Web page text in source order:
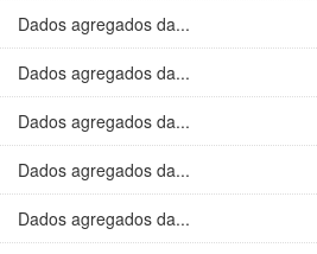
Dados agregados da...
Dados agregados da...
Dados agregados da...
Dados agregados da...
Dados agregados da...